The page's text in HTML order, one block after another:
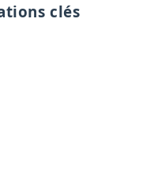
clés